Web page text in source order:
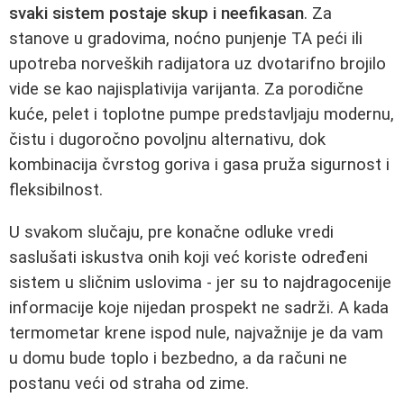
svaki sistem postaje skup i neefikasan. Za
stanove u gradovima, noćno punjenje TA peći ili
upotreba norveških radijatora uz dvotarifno brojilo
vide se kao najisplativija varijanta. Za porodične
kuće, pelet i toplotne pumpe predstavljaju modernu,
čistu i dugoročno povoljnu alternativu, dok
kombinacija čvrstog goriva i gasa pruža sigurnost i
fleksibilnost.
U svakom slučaju, pre konačne odluke vredi
saslušati iskustva onih koji već koriste određeni
sistem u sličnim uslovima - jer su to najdragocenije
informacije koje nijedan prospekt ne sadrži. A kada
termometar krene ispod nule, najvažnije je da vam
u domu bude toplo i bezbedno, a da računi ne
postanu veći od straha od zime.